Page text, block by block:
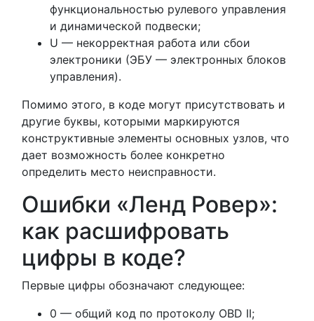
функциональностью рулевого управления
и динамической подвески;
U — некорректная работа или сбои
электроники (ЭБУ — электронных блоков
управления).
Помимо этого, в коде могут присутствовать и
другие буквы, которыми маркируются
конструктивные элементы основных узлов, что
дает возможность более конкретно
определить место неисправности.
Ошибки «Ленд Ровер»:
как расшифровать
цифры в коде?
Первые цифры обозначают следующее:
0 — общий код по протоколу OBD II;